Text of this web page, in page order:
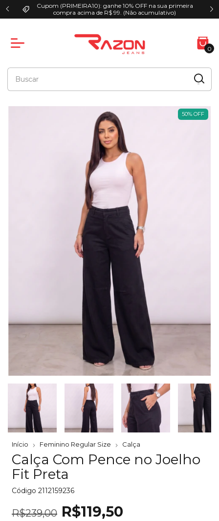
Cupom (PRIMEIRA10): ganhe 10% OFF na sua primeira
compra acima de R$ 99. (Não acumulativo)
0
50% OFF
Início Feminino Regular Size Calça
Calça Com Pence no Joelho
Fit Preta
Código 2112159236
R$239,00 R$119,50